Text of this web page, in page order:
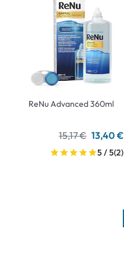
ReNu Advanced 360ml
15,17 € 13,40 €
5 / 5(2)